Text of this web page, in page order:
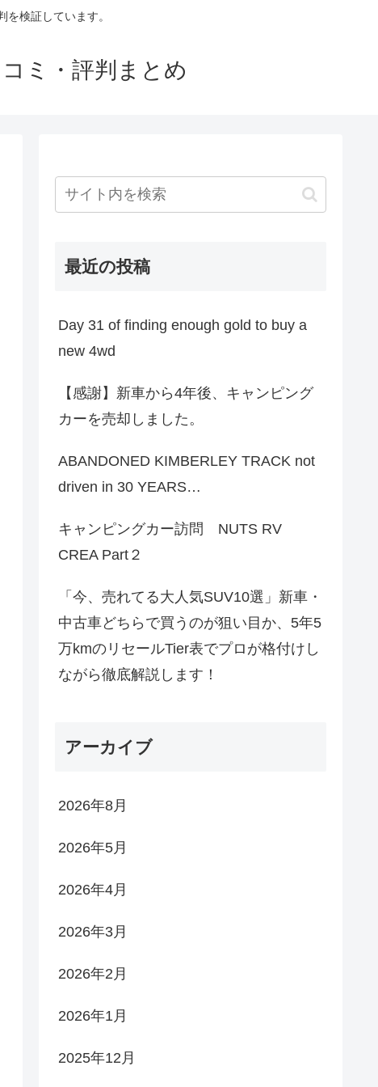
検証しています。
ミ・評判まとめ
最近の投稿
Day 31 of finding enough gold to buy a
new 4wd
【感謝】新車から4年後、キャンピング
カーを売却しました。
ABANDONED KIMBERLEY TRACK not
driven in 30 YEARS…
キャンピングカー訪問 NUTS RV
CREA Part２
「今、売れてる大人気SUV10選」新車・
中古車どちらで買うのが狙い目か、5年5
万kmのリセールTier表でプロが格付けし
ながら徹底解説します！
アーカイブ
2026年8月
2026年5月
2026年4月
2026年3月
2026年2月
2026年1月
2025年12月